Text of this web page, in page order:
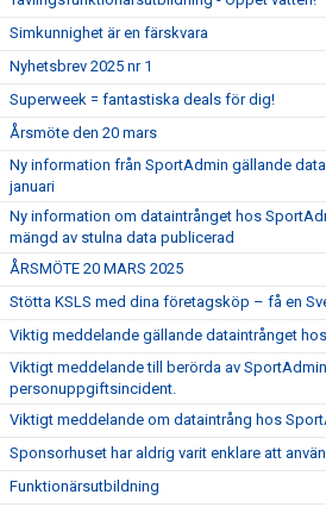
Simkunnighet är en färskvara
Nyhetsbrev 2025 nr 1
Superweek = fantastiska deals för dig!
Årsmöte den 20 mars
Ny information från SportAdmin gällande
januari
Ny information om dataintrånget hos
mängd av stulna data publicerad
ÅRSMÖTE 20 MARS 2025
Stötta KSLS med dina företagsköp – få en
Viktig meddelande gällande dataintrånget
Viktigt meddelande till berörda av
personuppgiftsincident.
Viktigt meddelande om dataintrång hos
Sponsorhuset har aldrig varit enklare att
Funktionärsutbildning